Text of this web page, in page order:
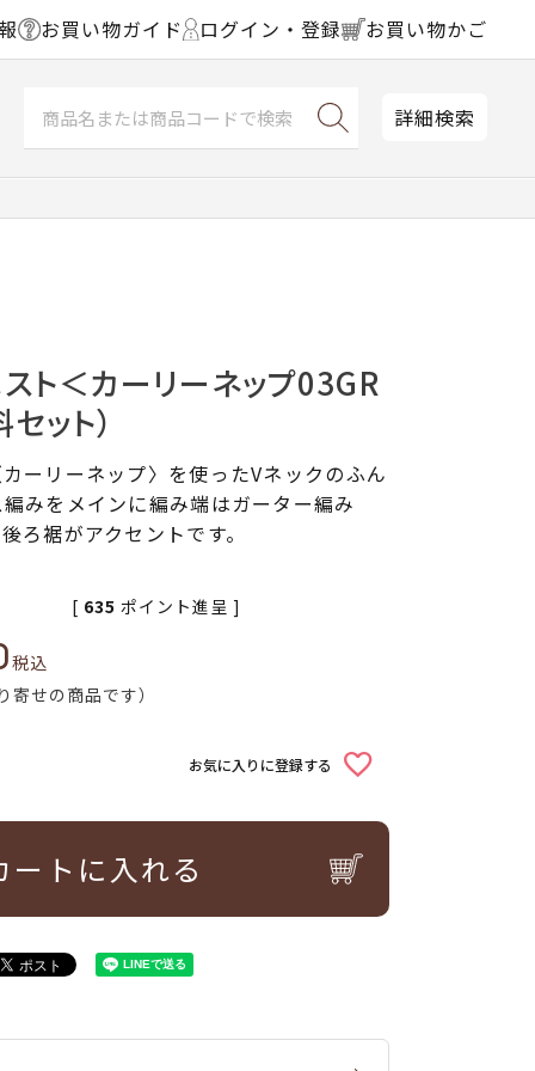
お買い物ガイド ログイン・登録 お買い物かご
詳細検索
ト＜カーリーネップ03GR
ット）
ーリーネップ〉を使ったVネックのふん
みをメインに編み端はガーター編み
ろ裾がアクセントです。
税込
[ 635 ポイント進呈 ]
せの商品です）
お気に入りに登録する
ートに入れる